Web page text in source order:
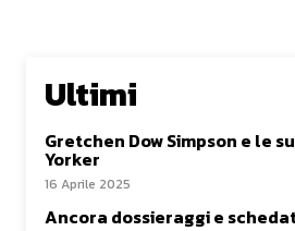
Ultimi
Gretchen Dow Simpson e le
Yorker
16 Aprile 2025
Ancora dossieraggi e